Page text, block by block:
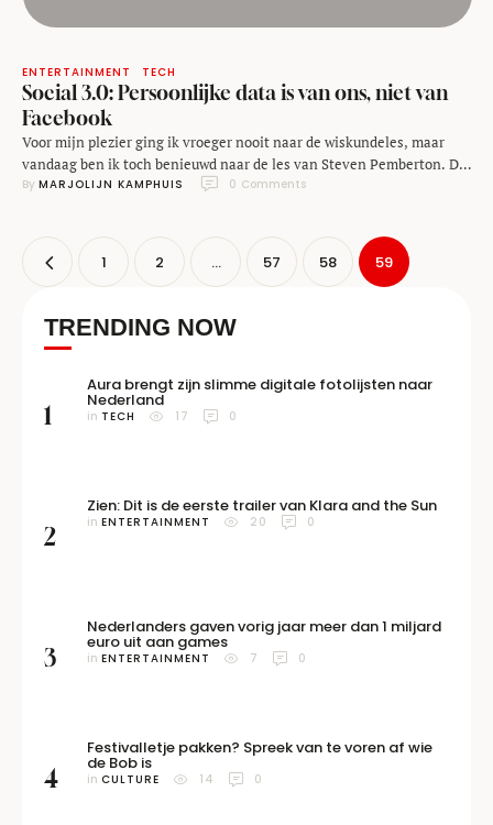
ENTERTAINMENT TECH
Social 3.0: Persoonlijke data is van ons, niet van
Facebook
Voor mijn plezier ging ik vroeger nooit naar de wiskundeles, maar
vandaag ben ik toch benieuwd naar de les van Steven Pemberton. De
wiskunde- en informaticahoogleraar presenteert tijdens The Web
Pemberton is een groot fan van social media. Onder …
By MARJOLIJN KAMPHUIS 0 Comments
1 2 … 57 58 59
TRENDING NOW
1
Aura brengt zijn slimme digitale fotolijsten naar
Nederland
in TECH 17 0
2
Zien: Dit is de eerste trailer van Klara and the Sun
in ENTERTAINMENT 20 0
3
Nederlanders gaven vorig jaar meer dan 1 miljard
euro uit aan games
in ENTERTAINMENT 7 0
4
Festivalletje pakken? Spreek van te voren af wie
de Bob is
in CULTURE 14 0